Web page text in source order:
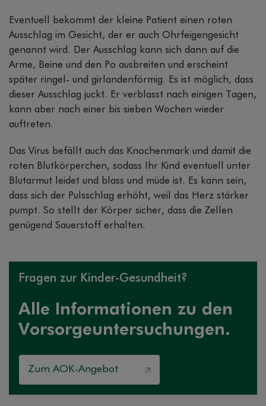
Eventuell bekommt der kleine Patient einen roten
Ausschlag im Gesicht, der er auch Ohrfeigengesicht
genannt wird. Der Ausschlag kann sich dann auf die
Arme, Beine und den Po ausbreiten und erscheint
später ringel- und girlandenförmig. Es ist möglich, dass
dieser Ausschlag juckt. Er verblasst nach einigen Tagen,
kann aber nach einer bis sieben Wochen wieder
auftreten.
Das Virus befällt auch das Knochenmark und damit die
roten Blutkörperchen, sodass Ihr Kind eventuell unter
Blutarmut leidet und blass und müde ist. Es kann sein,
dass sich der Pulsschlag erhöht, weil das Herz stärker
pumpt. So stellt der Körper sicher, dass die Zellen
genügend Sauerstoff erhalten.
Fragen zur Kinder-Gesundheit?
Alle Informationen zu den
Vorsorgeuntersuchungen.
Zum AOK-Angebot